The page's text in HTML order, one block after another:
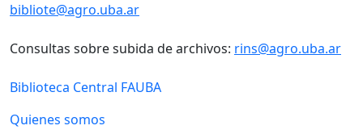
bibliote@agro.uba.ar
Consultas sobre subida de archivos: rins@agro.uba.ar
Biblioteca Central FAUBA
Quienes somos